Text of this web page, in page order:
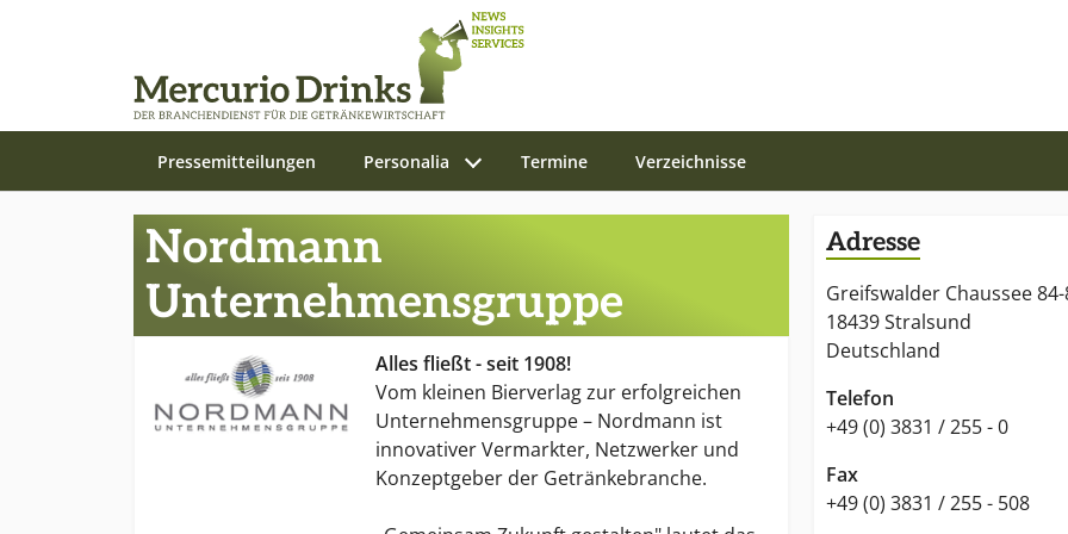
Pressemitteilungen Personalia Termine Verzeichnisse
Nordmann
Unternehmensgruppe
Alles fließt - seit 1908!
Vom kleinen Bierverlag zur erfolgreichen
Unternehmensgruppe – Nordmann ist
innovativer Vermarkter, Netzwerker und
Konzeptgeber der Getränkebranche.
Adresse
Greifswalder Chaussee
18439 Stralsund
Deutschland
Telefon
+49 (0) 3831 / 255 - 0
Fax
+49 (0) 3831 / 255 - 508